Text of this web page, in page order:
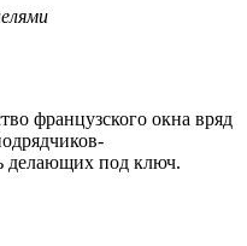
французского окна вряд
делающих под ключ.